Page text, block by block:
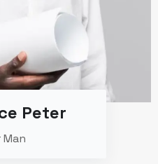
Peter
Man